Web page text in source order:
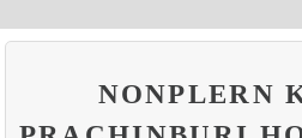
NONPLERN